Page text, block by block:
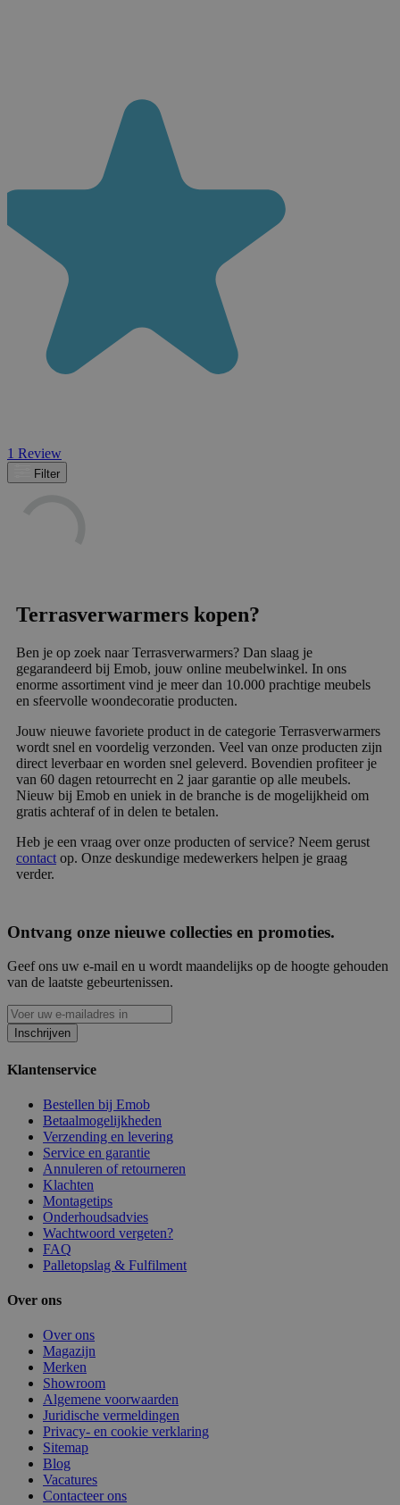
1 Review
Filter
Terrasverwarmers kopen?
Ben je op zoek naar Terrasverwarmers? Dan slaag je
gegarandeerd bij Emob, jouw online meubelwinkel. In ons
enorme assortiment vind je meer dan 10.000 prachtige meubels
en sfeervolle woondecoratie producten.
Jouw nieuwe favoriete product in de categorie Terrasverwarmers
wordt snel en voordelig verzonden. Veel van onze producten zijn
direct leverbaar en worden snel geleverd. Bovendien profiteer je
van 60 dagen retourrecht en 2 jaar garantie op alle meubels.
Nieuw bij Emob en uniek in de branche is de mogelijkheid om
gratis achteraf of in delen te betalen.
Heb je een vraag over onze producten of service? Neem gerust
contact op. Onze deskundige medewerkers helpen je graag
verder.
Ontvang onze nieuwe collecties en promoties.
Geef ons uw e-mail en u wordt maandelijks op de hoogte gehouden
van de laatste gebeurtenissen.
Inschrijven
Klantenservice
Bestellen bij Emob
Betaalmogelijkheden
Verzending en levering
Service en garantie
Annuleren of retourneren
Klachten
Montagetips
Onderhoudsadvies
Wachtwoord vergeten?
FAQ
Palletopslag & Fulfilment
Over ons
Over ons
Magazijn
Merken
Showroom
Algemene voorwaarden
Juridische vermeldingen
Privacy- en cookie verklaring
Sitemap
Blog
Vacatures
Contacteer ons